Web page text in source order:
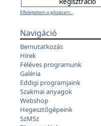
Elfelejtettem a jelszavam...
Navigáció
Bemutatkozás
Hírek
Féléves programunk
Galéria
Eddigi programjaink
Szakmai anyagok
Webshop
Hegesztőgépeink
SzMSz